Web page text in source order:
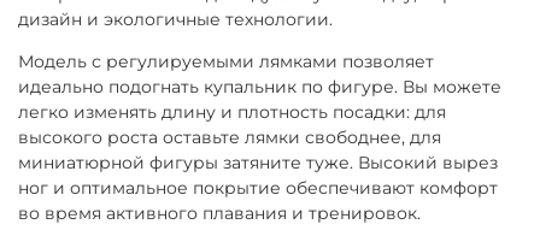
дизайн и экологичные технологии.
Модель с регулируемыми лямками позволяет
идеально подогнать купальник по фигуре. Вы можете
легко изменять длину и плотность посадки: для
высокого роста оставьте лямки свободнее, для
миниатюрной фигуры затяните туже. Высокий вырез
ног и оптимальное покрытие обеспечивают комфорт
во время активного плавания и тренировок.